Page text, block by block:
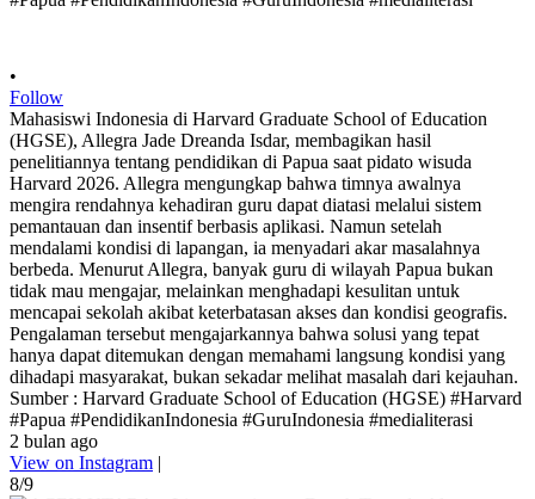
•
Follow
Mahasiswi Indonesia di Harvard Graduate School of Education
(HGSE), Allegra Jade Dreanda Isdar, membagikan hasil
penelitiannya tentang pendidikan di Papua saat pidato wisuda
Harvard 2026. Allegra mengungkap bahwa timnya awalnya
mengira rendahnya kehadiran guru dapat diatasi melalui sistem
pemantauan dan insentif berbasis aplikasi. Namun setelah
mendalami kondisi di lapangan, ia menyadari akar masalahnya
berbeda. Menurut Allegra, banyak guru di wilayah Papua bukan
tidak mau mengajar, melainkan menghadapi kesulitan untuk
mencapai sekolah akibat keterbatasan akses dan kondisi geografis.
Pengalaman tersebut mengajarkannya bahwa solusi yang tepat
hanya dapat ditemukan dengan memahami langsung kondisi yang
dihadapi masyarakat, bukan sekadar melihat masalah dari kejauhan.
Sumber : Harvard Graduate School of Education (HGSE) #Harvard
#Papua #PendidikanIndonesia #GuruIndonesia #medialiterasi
2 bulan ago
View on Instagram |
8/9